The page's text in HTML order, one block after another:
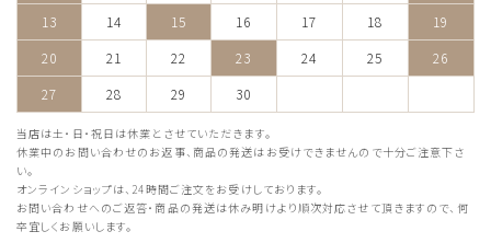
13
14 15 16 17 18
19
20
21 22 23 24 25
26
27
28 29 30
当店は土・日・祝日は休業とさせていただきます。
休業中のお問い合わせのお返事、商品の発送はお受けできませんので十分ご注意下さ
い。
オンラインショップは、24時間ご注文をお受けしております。
お問い合わせへのご返答・商品の発送は休み明けより順次対応させて頂きますので、何
卒宜しくお願いします。